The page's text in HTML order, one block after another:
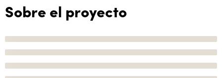
Sobre el proyecto